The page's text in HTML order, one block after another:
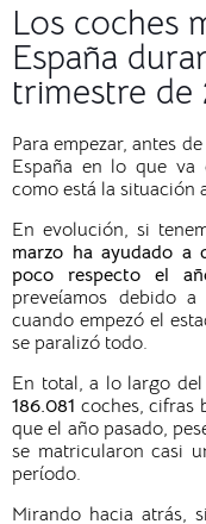
Los coches
España
trimestre de
Para empezar, antes
España en lo que va
como está la situación
En evolución, si
marzo ha ayudado a
poco respecto el
preveíamos debido
cuando empezó el
se paralizó todo.
En total, a lo largo
186.081 coches, cifras
que el año pasado,
se matricularon casi
período.
Mirando hacia atrás,